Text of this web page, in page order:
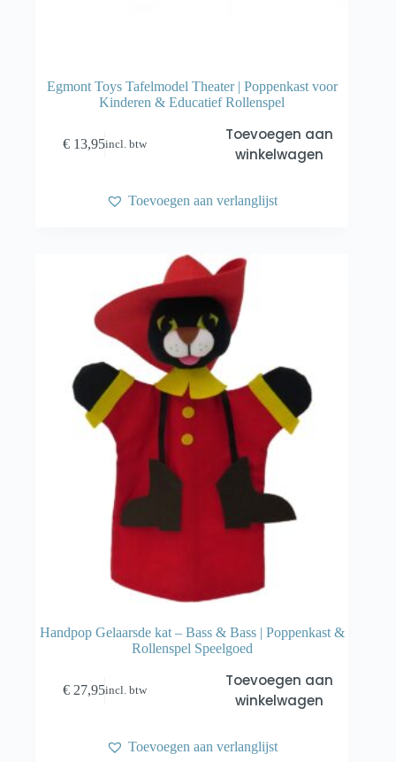
Egmont Toys Tafelmodel Theater | Poppenkast voor
Kinderen & Educatief Rollenspel
€ 13,95incl. btw
Toevoegen aan
winkelwagen
Toevoegen aan verlanglijst
Handpop Gelaarsde kat – Bass & Bass | Poppenkast &
Rollenspel Speelgoed
€ 27,95incl. btw
Toevoegen aan
winkelwagen
Toevoegen aan verlanglijst